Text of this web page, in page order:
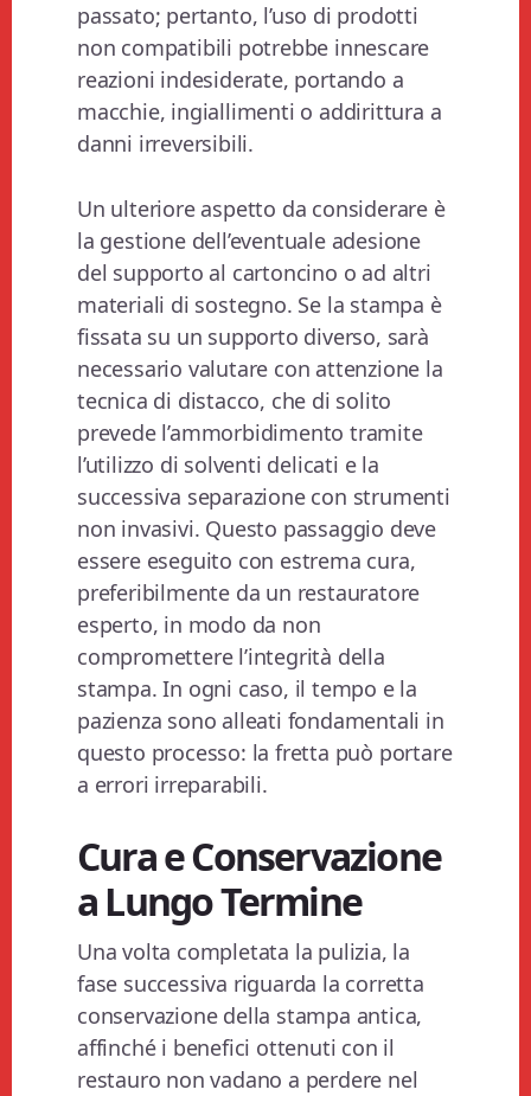
passato; pertanto, l’uso di prodotti
non compatibili potrebbe innescare
reazioni indesiderate, portando a
macchie, ingiallimenti o addirittura a
danni irreversibili.
Un ulteriore aspetto da considerare è
la gestione dell’eventuale adesione
del supporto al cartoncino o ad altri
materiali di sostegno. Se la stampa è
fissata su un supporto diverso, sarà
necessario valutare con attenzione la
tecnica di distacco, che di solito
prevede l’ammorbidimento tramite
l’utilizzo di solventi delicati e la
successiva separazione con strumenti
non invasivi. Questo passaggio deve
essere eseguito con estrema cura,
preferibilmente da un restauratore
esperto, in modo da non
compromettere l’integrità della
stampa. In ogni caso, il tempo e la
pazienza sono alleati fondamentali in
questo processo: la fretta può portare
a errori irreparabili.
Cura e Conservazione
a Lungo Termine
Una volta completata la pulizia, la
fase successiva riguarda la corretta
conservazione della stampa antica,
affinché i benefici ottenuti con il
restauro non vadano a perdere nel